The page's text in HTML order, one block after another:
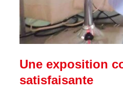
Une exposition
satisfaisante